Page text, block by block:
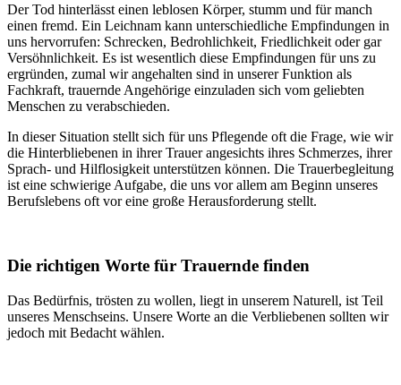
Der Tod hinterlässt einen leblosen Körper, stumm und für manch
einen fremd. Ein Leichnam kann unterschiedliche Empfindungen in
uns hervorrufen: Schrecken, Bedrohlichkeit, Friedlichkeit oder gar
Versöhnlichkeit. Es ist wesentlich diese Empfindungen für uns zu
ergründen, zumal wir angehalten sind in unserer Funktion als
Fachkraft, trauernde Angehörige einzuladen sich vom geliebten
Menschen zu verabschieden.
In dieser Situation stellt sich für uns Pflegende oft die Frage, wie wir
die Hinterbliebenen in ihrer Trauer angesichts ihres Schmerzes, ihrer
Sprach- und Hilflosigkeit unterstützen können. Die Trauerbegleitung
ist eine schwierige Aufgabe, die uns vor allem am Beginn unseres
Berufslebens oft vor eine große Herausforderung stellt.
Die richtigen Worte für Trauernde finden
Das Bedürfnis, trösten zu wollen, liegt in unserem Naturell, ist Teil
unseres Menschseins. Unsere Worte an die Verbliebenen sollten wir
jedoch mit Bedacht wählen.